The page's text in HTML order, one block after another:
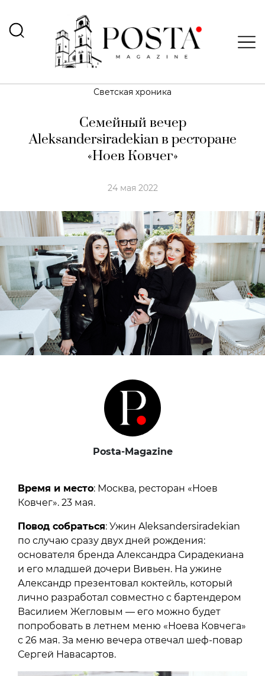
Светская хроника
Семейный вечер
Aleksandersiradekian в ресторане
«Ноев Ковчег»
24 мая 2022
Posta-Magazine
Время и место: Москва, ресторан «Ноев
Ковчег». 23 мая.
Повод собраться: Ужин Aleksandersiradekian
по случаю сразу двух дней рождения:
основателя бренда Александра Сирадекиана
и его младшей дочери Вивьен. На ужине
Александр презентовал коктейль, который
лично разработал совместно с бартендером
Василием Жегловым — его можно будет
попробовать в летнем меню «Ноева Ковчега»
с 26 мая. За меню вечера отвечал шеф-повар
Сергей Навасартов.